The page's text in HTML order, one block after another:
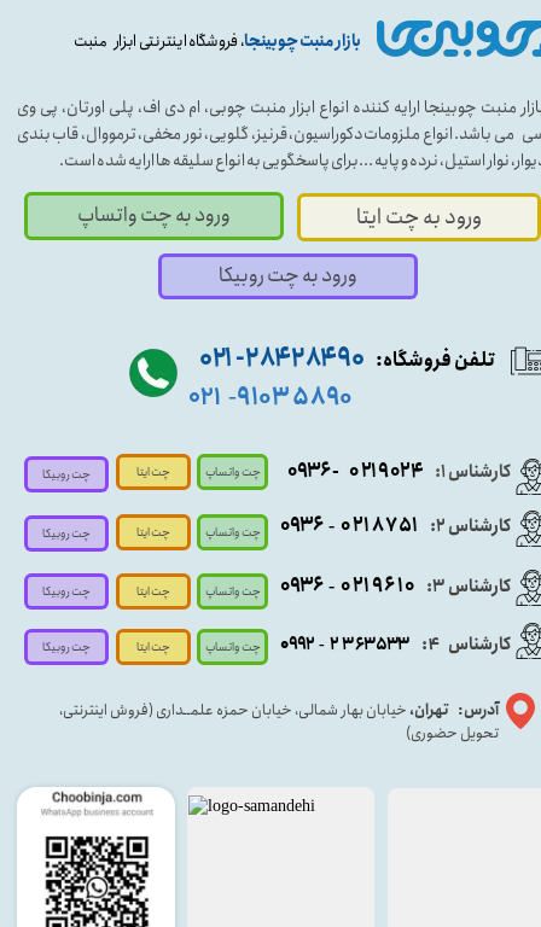
بازار منبت چوبینجا، فروشگاه اینترنتی ابزار منبت
منبت چوبینجا ارایه کننده انواع ابزار منبت چوبی، ام دی اف، پلی اورتان، پی وی
می باشد. انواع ملزومات دکوراسیون، قرنیز، گلویی، نور مخفی، ترمووال، قاب بندی
نوار استیل، نرده و پایه ...برای پاسخگویی به انواع سلیقه ها ارایه شده است.
کارشناس ۱: ۰۲۱۹۰۲۴ - ۰۹۳۶
آدرس: تهران، خیابان بهار شمالی، خیابان حمزه علمــداری (فروش اینترنتی،
تحویل حضوری)
ورود به چت ایتا ورود به چت واتساپ
تلفن فروشگاه: ۹۰ ۲۸۴ ۲۸۴- ۰۲۱
۵۸۹۰ ۹۱۰۳ -۰۲۱
کارشناس ۳: ۰۲۱۹۶۱۰ -۰۹۳۶
کارشناس ۲: ۰۲۱۸۷۵۱ - ۰۹۳۶
ورود به چت روبیکا
کارشناس 4
: ۲۳۶۳۵۳۳ - ۰۹۹۲
چت واتساپ
چت واتساپ
چت واتساپ
چت واتساپ
چت ایتا
چت ایتا
چت ایتا
چت ایتا
چت روبیکا
چت روبیکا
چت روبیکا
چت روبیکا